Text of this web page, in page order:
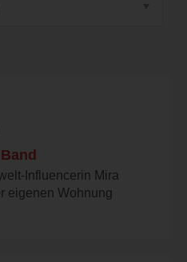
Influencerin Mira
eigenen Wohnung